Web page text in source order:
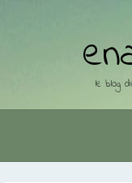
le blog